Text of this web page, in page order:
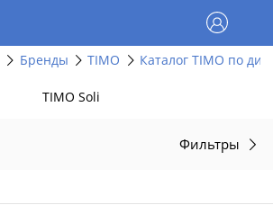
Бренды TIMO Каталог TIMO по
TIMO Soli
Фильтры